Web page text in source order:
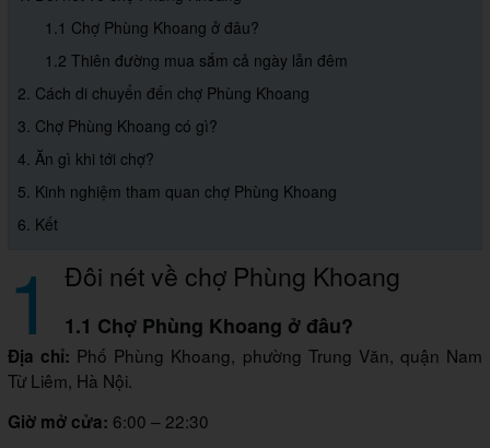
1.1 Chợ Phùng Khoang ở đâu?
1.2 Thiên đường mua sắm cả ngày lẫn đêm
2. Cách di chuyển đến chợ Phùng Khoang
3. Chợ Phùng Khoang có gì?
4. Ăn gì khi tới chợ?
5. Kinh nghiệm tham quan chợ Phùng Khoang
6. Kết
1 Đôi nét về chợ Phùng Khoang
1.1 Chợ Phùng Khoang ở đâu?
Địa chỉ: Phố Phùng Khoang, phường Trung Văn, quận Nam
Từ Liêm, Hà Nội.
Giờ mở cửa: 6:00 – 22:30